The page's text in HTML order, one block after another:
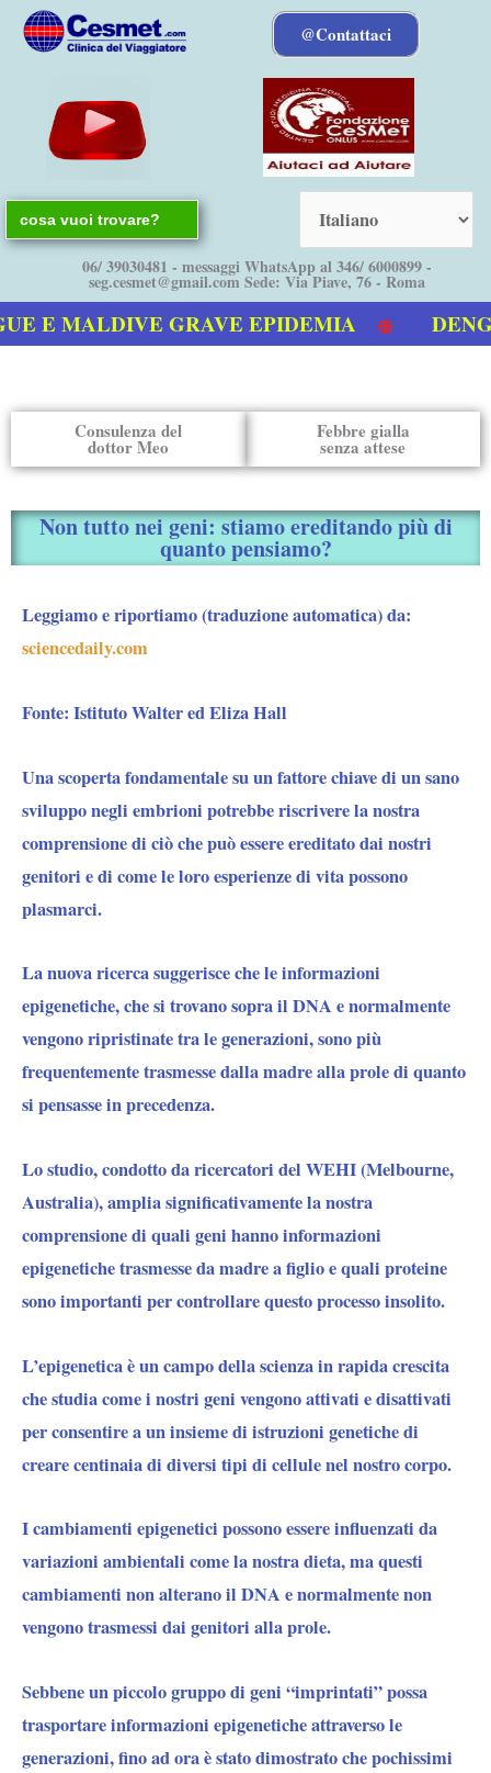
@Contattaci
Search
for:
06/ 39030481 - messaggi WhatsApp al 346/ 6000899 -
seg.cesmet@gmail.com Sede: Via Piave, 76 - Roma
E MALDIVE GRAVE EPIDEMIA
Consulenza del
dottor Meo
Febbre gialla
senza attese
Non tutto nei geni: stiamo ereditando più di
quanto pensiamo?
Leggiamo e riportiamo (traduzione automatica) da:
sciencedaily.com
Fonte: Istituto Walter ed Eliza Hall
Una scoperta fondamentale su un fattore chiave di un sano
sviluppo negli embrioni potrebbe riscrivere la nostra
comprensione di ciò che può essere ereditato dai nostri
genitori e di come le loro esperienze di vita possono
plasmarci.
La nuova ricerca suggerisce che le informazioni
epigenetiche, che si trovano sopra il DNA e normalmente
vengono ripristinate tra le generazioni, sono più
frequentemente trasmesse dalla madre alla prole di quanto
si pensasse in precedenza.
Lo studio, condotto da ricercatori del WEHI (Melbourne,
Australia), amplia significativamente la nostra
comprensione di quali geni hanno informazioni
epigenetiche trasmesse da madre a figlio e quali proteine ​​
sono importanti per controllare questo processo insolito.
L’epigenetica è un campo della scienza in rapida crescita
che studia come i nostri geni vengono attivati ​​e disattivati ​​
per consentire a un insieme di istruzioni genetiche di
creare centinaia di diversi tipi di cellule nel nostro corpo.
I cambiamenti epigenetici possono essere influenzati da
variazioni ambientali come la nostra dieta, ma questi
cambiamenti non alterano il DNA e normalmente non
vengono trasmessi dai genitori alla prole.
Sebbene un piccolo gruppo di geni “imprintati” possa
trasportare informazioni epigenetiche attraverso le
generazioni, fino ad ora è stato dimostrato che pochissimi